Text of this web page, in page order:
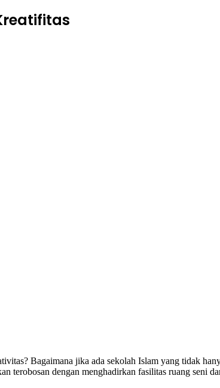
Bagaimana jika ada sekolah Islam yang tidak
terobosan dengan menghadirkan fasilitas ruang seni